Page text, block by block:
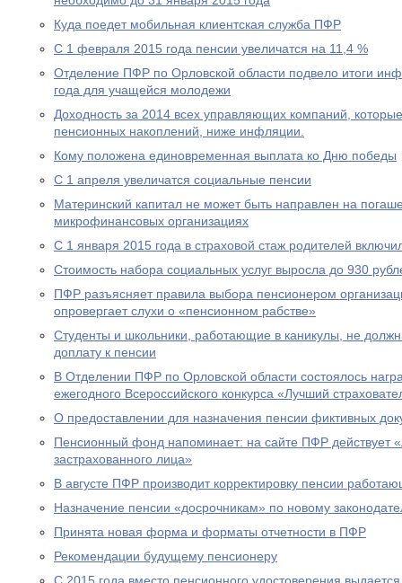
Куда поедет мобильная клиентская служба ПФР
С 1 февраля 2015 года пенсии увеличатся на 11,4 %
Отделение ПФР по Орловской области подвело итоги
года для учащейся молодежи
Доходность за 2014 всех управляющих компаний,
пенсионных накоплений, ниже инфляции.
Кому положена единовременная выплата ко Дню победы
С 1 апреля увеличатся социальные пенсии
Материнский капитал не может быть направлен на
микрофинансовых организациях
С 1 января 2015 года в страховой стаж родителей
Стоимость набора социальных услуг выросла до 930
ПФР разъясняет правила выбора пенсионером
опровергает слухи о «пенсионном рабстве»
Студенты и школьники, работающие в каникулы, не
доплату к пенсии
В Отделении ПФР по Орловской области состоялось
ежегодного Всероссийского конкурса «Лучший
О предоставлении для назначения пенсии фиктивных
Пенсионный фонд напоминает: на сайте ПФР действует
застрахованного лица»
В августе ПФР производит корректировку пенсии
Назначение пенсии «досрочникам» по новому
Принята новая форма и форматы отчетности в ПФР
Рекомендации будущему пенсионеру